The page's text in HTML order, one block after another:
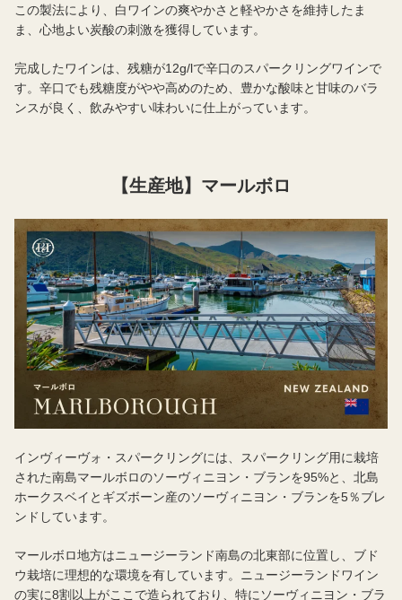
この製法により、白ワインの爽やかさと軽やかさを維持したま
ま、心地よい炭酸の刺激を獲得しています。
完成したワインは、残糖が12g/lで辛口のスパークリングワインで
す。辛口でも残糖度がやや高めのため、豊かな酸味と甘味のバラ
ンスが良く、飲みやすい味わいに仕上がっています。
【生産地】マールボロ
インヴィーヴォ・スパークリングには、スパークリング用に栽培
された南島マールボロのソーヴィニヨン・ブランを95%と、北島
ホークスベイとギズボーン産のソーヴィニヨン・ブランを5％ブレ
ンドしています。
マールボロ地方はニュージーランド南島の北東部に位置し、ブド
ウ栽培に理想的な環境を有しています。ニュージーランドワイン
の実に8割以上がここで造られており、特にソーヴィニヨン・ブラ